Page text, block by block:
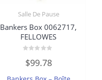
Salle De Pause
Bankers Box 0062717,
FELLOWES
0
sur
$99.78